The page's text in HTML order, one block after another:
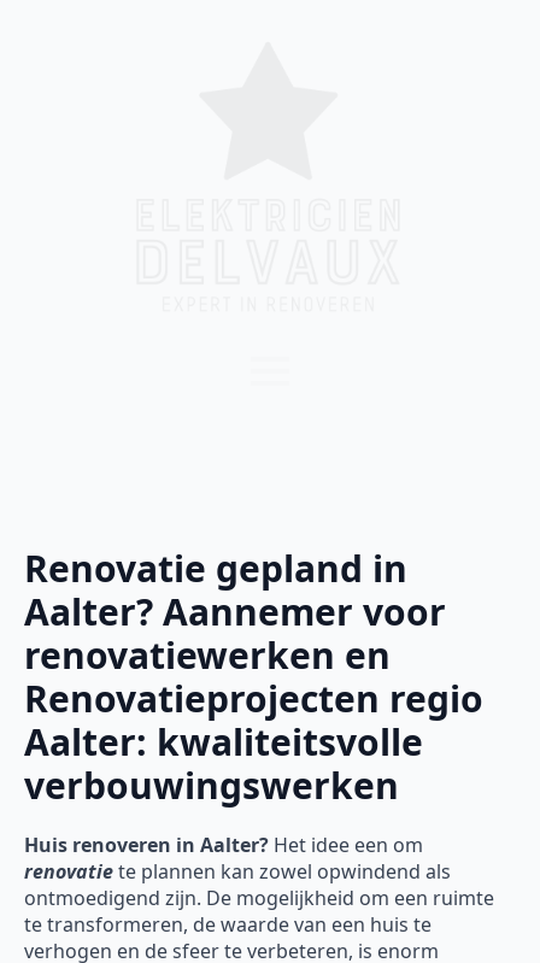
Renovatie gepland in
Aalter? Aannemer voor
renovatiewerken en
Renovatieprojecten regio
Aalter: kwaliteitsvolle
verbouwingswerken
Huis renoveren in Aalter? Het idee een om
renovatiete plannen kan zowel opwindend als
ontmoedigend zijn. De mogelijkheid om een ruimte
te transformeren, de waarde van een huis te
verhogen en de sfeer te verbeteren, is enorm